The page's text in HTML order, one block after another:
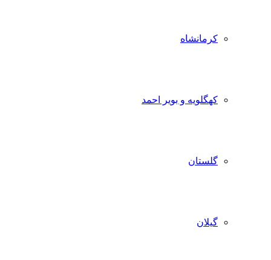
کرمانشاه
کهگلویه و بویر احمد
گلستان
گیلان